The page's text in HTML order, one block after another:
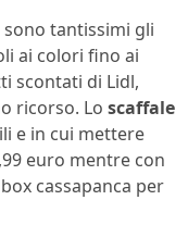
tantissimi gli
ai colori fino ai
scontati di Lidl,
ricorso. Lo scaffale
e in cui mettere
euro mentre con
cassapanca per